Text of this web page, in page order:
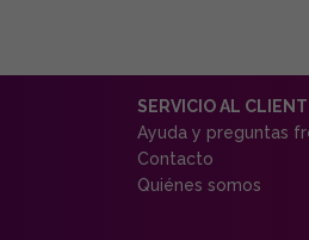
SERVICIO AL
Ayuda y preguntas
Contacto
Quiénes somos